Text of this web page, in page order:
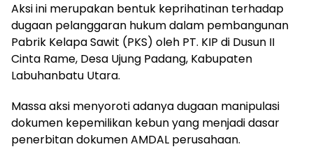
Aksi ini merupakan bentuk keprihatinan terhadap
dugaan pelanggaran hukum dalam pembangunan
Pabrik Kelapa Sawit (PKS) oleh PT. KIP di Dusun II
Cinta Rame, Desa Ujung Padang, Kabupaten
Labuhanbatu Utara.
Massa aksi menyoroti adanya dugaan manipulasi
dokumen kepemilikan kebun yang menjadi dasar
penerbitan dokumen AMDAL perusahaan.